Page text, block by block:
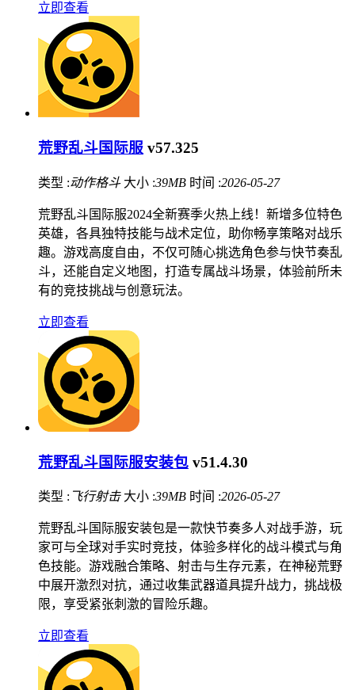
立即查看
荒野乱斗国际服 v57.325
类型 :动作格斗 大小 :39MB 时间 :2026-05-27
荒野乱斗国际服2024全新赛季火热上线！新增多位特色
英雄，各具独特技能与战术定位，助你畅享策略对战乐
趣。游戏高度自由，不仅可随心挑选角色参与快节奏乱
斗，还能自定义地图，打造专属战斗场景，体验前所未
有的竞技挑战与创意玩法。
立即查看
荒野乱斗国际服安装包 v51.4.30
类型 : 飞行射击 大小 :39MB 时间 :2026-05-27
荒野乱斗国际服安装包是一款快节奏多人对战手游，玩
家可与全球对手实时竞技，体验多样化的战斗模式与角
色技能。游戏融合策略、射击与生存元素，在神秘荒野
中展开激烈对抗，通过收集武器道具提升战力，挑战极
限，享受紧张刺激的冒险乐趣。
立即查看